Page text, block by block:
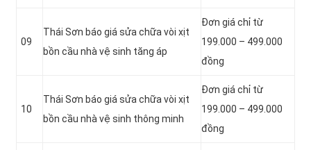
09
Thái Sơn báo giá sửa chữa vòi xịt
bồn cầu nhà vệ sinh tăng áp
Đơn giá chỉ từ
199.000 – 499.000
đồng
10
Thái Sơn báo giá sửa chữa vòi xịt
bồn cầu nhà vệ sinh thông minh
Đơn giá chỉ từ
199.000 – 499.000
đồng